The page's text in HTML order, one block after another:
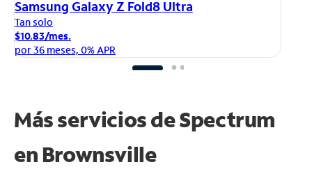
Samsung Galaxy Z Fold8 Ultra
Tan solo
$10.83/mes.
por 36 meses, 0% APR
Más servicios de Spectrum
en Brownsville